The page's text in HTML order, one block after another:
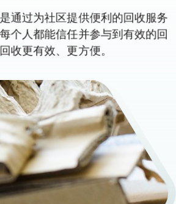
通过为社区提供便利的回收服务
个人都能信任并参与到有效的回
收更有效、更方便。